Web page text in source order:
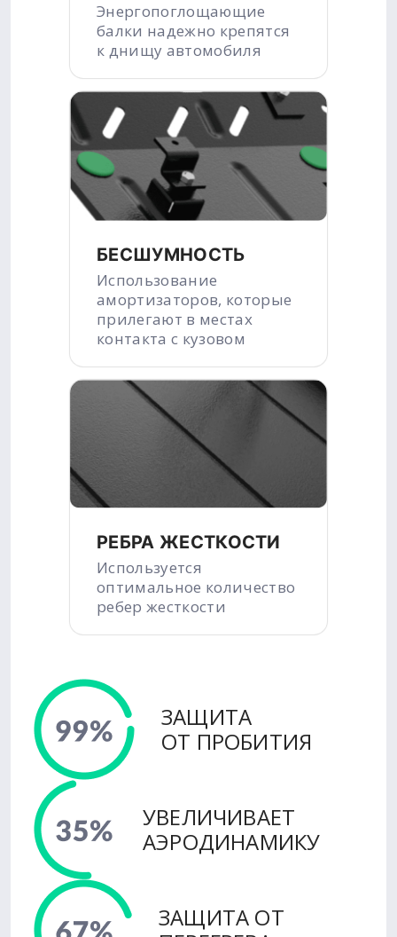
Энергопоглощающие
балки надежно крепятся
к днищу автомобиля
БЕСШУМНОСТЬ
Использование
амортизаторов, которые
прилегают в местах
контакта с кузовом
РЕБРА ЖЕСТКОСТИ
Используется
оптимальное количество
ребер жесткости
ЗАЩИТА
ОТ ПРОБИТИЯ
УВЕЛИЧИВАЕТ
АЭРОДИНАМИКУ
ЗАЩИТА ОТ